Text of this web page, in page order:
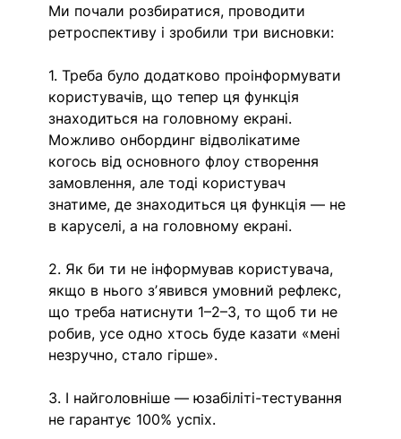
Ми почали розбиратися, проводити
ретроспективу і зробили три висновки:
1. Треба було додатково проінформувати
користувачів, що тепер ця функція
знаходиться на головному екрані.
Можливо онбординг відволікатиме
когось від основного флоу створення
замовлення, але тоді користувач
знатиме, де знаходиться ця функція — не
в каруселі, а на головному екрані.
2. Як би ти не інформував користувача,
якщо в нього зʼявився умовний рефлекс,
що треба натиснути 1–2–3, то щоб ти не
робив, усе одно хтось буде казати «мені
незручно, стало гірше».
3. І найголовніше — юзабіліті-тестування
не гарантує 100% успіх.